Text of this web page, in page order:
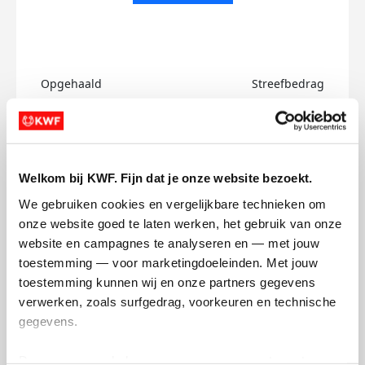
Welkom bij KWF. Fijn dat je onze website bezoekt.
We gebruiken cookies en vergelijkbare technieken om
onze website goed te laten werken, het gebruik van onze
website en campagnes te analyseren en — met jouw
toestemming — voor marketingdoeleinden. Met jouw
toestemming kunnen wij en onze partners gegevens
verwerken, zoals surfgedrag, voorkeuren en technische
gegevens.
Opgehaald Streefbedrag
Ayoub's badges